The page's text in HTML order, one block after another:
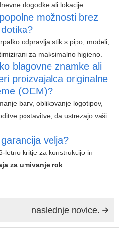
dogodke ali lokacije.
možnosti brez
dotika?
odpravlja stik s pipo, modeli,
za maksimalno higieno.
blagovne znamke ali
proizvajalca originalne
(OEM)?
barv, oblikovanje logotipov,
postavitve, da ustrezajo vaši
velja?
letno kritje za konstrukcijo in
za umivanje rok

naslednje novice.